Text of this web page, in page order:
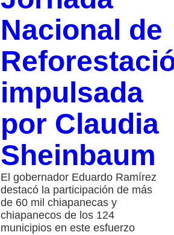
Nacional de
impulsada
por Claudia
Sheinbaum
El gobernador Eduardo Ramírez
destacó la participación de más
de 60 mil chiapanecas y
chiapanecos de los 124
municipios en este esfuerzo